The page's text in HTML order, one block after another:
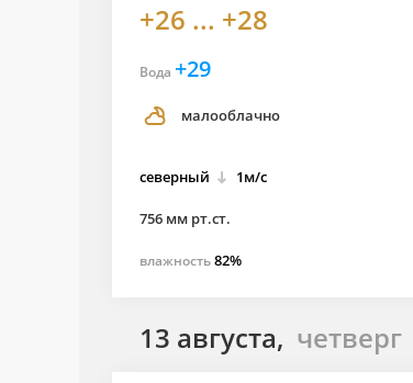
+26 ... +28
Вода +29
малооблачно
северный 1м/с
756 мм рт.ст.
влажность82%
13 августа, четверг